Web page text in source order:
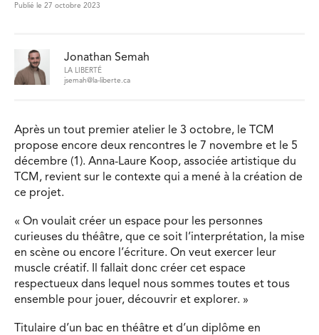
Publié le 27 octobre 2023
Jonathan Semah
LA LIBERTÉ
jsemah@la-liberte.ca
Après un tout premier atelier le 3 octobre, le TCM
propose encore deux rencontres le 7 novembre et le 5
décembre (1). Anna-Laure Koop, associée artistique du
TCM, revient sur le contexte qui a mené à la création de
ce projet.
« On voulait créer un espace pour les personnes
curieuses du théâtre, que ce soit l’interprétation, la mise
en scène ou encore l’écriture. On veut exercer leur
muscle créatif. Il fallait donc créer cet espace
respectueux dans lequel nous sommes toutes et tous
ensemble pour jouer, découvrir et explorer. »
Titulaire d’un bac en théâtre et d’un diplôme en